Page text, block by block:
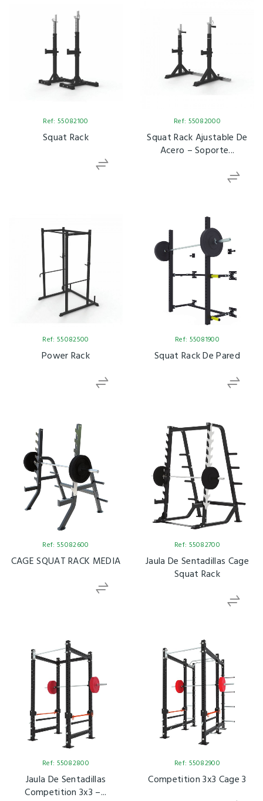
Ref: 55082100
Squat Rack
Ref: 55082000
Squat Rack Ajustable De
Acero – Soporte...
Ref: 55082500
Power Rack
Ref: 55081900
Squat Rack De Pared
Ref: 55082600
CAGE SQUAT RACK MEDIA
Ref: 55082700
Jaula De Sentadillas Cage
Squat Rack
Ref: 55082800
Jaula De Sentadillas
Competition 3x3 –...
Ref: 55082900
Competition 3x3 Cage 3